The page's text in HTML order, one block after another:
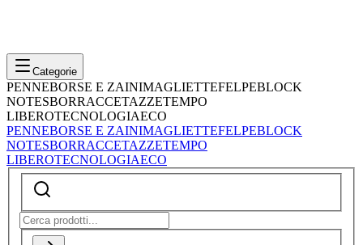
Categorie
PENNEBORSE E ZAINIMAGLIETTEFELPEBLOCK
NOTESBORRACCETAZZETEMPO
LIBEROTECNOLOGIAECO
PENNEBORSE E ZAINIMAGLIETTEFELPEBLOCK
NOTESBORRACCETAZZETEMPO
LIBEROTECNOLOGIAECO